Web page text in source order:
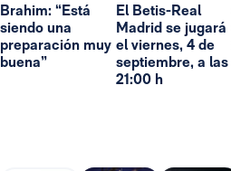
Brahim: “Está
siendo una
preparación muy
buena”
El Betis-Real
Madrid se jugará
el viernes, 4 de
septiembre, a las
21:00 h